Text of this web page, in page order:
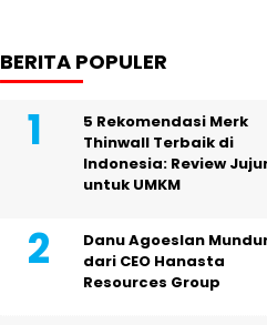
BERITA POPULER
5 Rekomendasi Merk
Thinwall Terbaik di
Indonesia: Review
untuk UMKM
Danu Agoeslan
dari CEO Hanasta
Resources Group